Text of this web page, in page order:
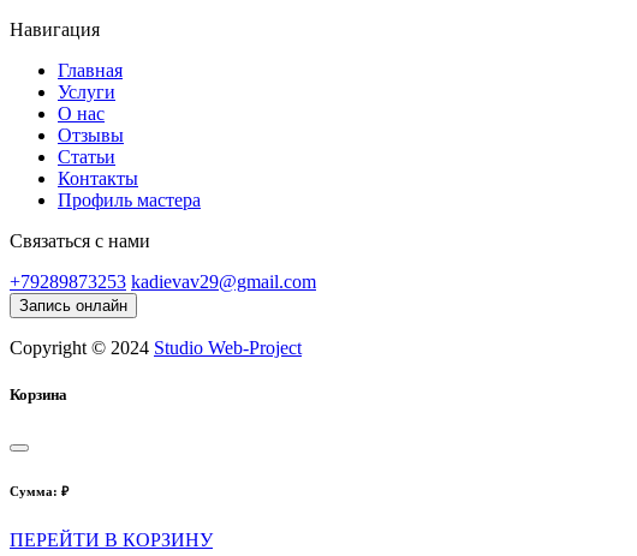
Навигация
Главная
Услуги
О нас
Отзывы
Статьи
Контакты
Профиль мастера
Связаться с нами
+79289873253 kadievav29@gmail.com
Запись онлайн
Copyright © 2024 Studio Web-Project
Корзина
Сумма: ₽
ПЕРЕЙТИ В КОРЗИНУ